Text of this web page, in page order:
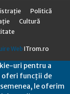
Politică
Cultură
Web ITrom.ro
uri pentru a
oferi funcții de
le oferim